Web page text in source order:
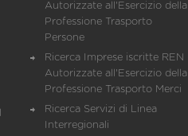
Autorizzate all'Esercizio della
Professione Trasporto
Persone
Ricerca Imprese iscritte REN
Autorizzate all'Esercizio della
Professione Trasporto Merci
Ricerca Servizi di Linea
Interregionali